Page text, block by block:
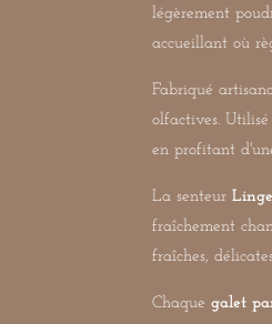
légèrement
accueillant où
Fabriqué
olfactives.
en profitant
La senteur
fraîchement
fraîches,
Chaque galet